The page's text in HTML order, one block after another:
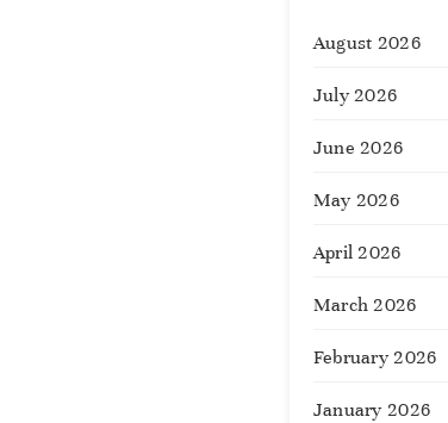
August 2026
July 2026
June 2026
May 2026
April 2026
March 2026
February 2026
January 2026